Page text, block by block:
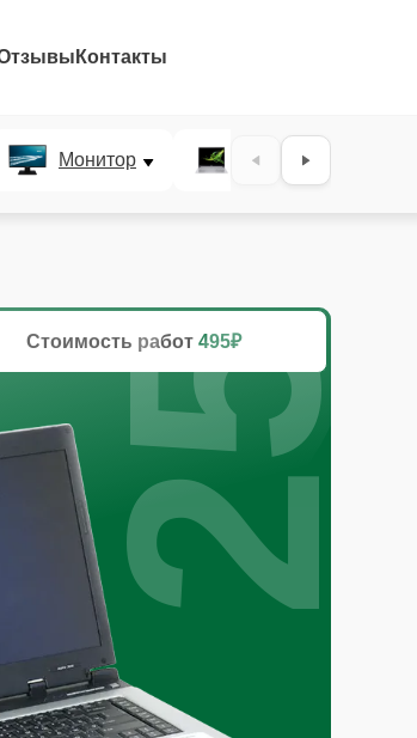
Контакты
Монитор Ультрабук
Стоимость работ 495₽
25%